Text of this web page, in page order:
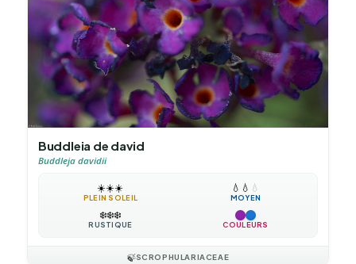
Buddleia de david
Buddleja davidii
☀️☀️☀️
PLEIN SOLEIL
💧 💧 💧
MOYEN
❄️❄️❄️
RUSTIQUE COULEURS
🍃SCROPHULARIACEAE